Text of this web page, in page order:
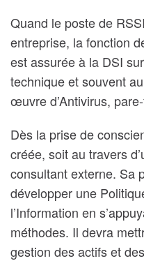
Quand le poste de
entreprise, la fonction
est assurée à la DSI
technique et souvent
œuvre d’Antivirus,
Dès la prise de
créée, soit au travers
consultant externe. Sa
développer une
l’Information en
méthodes. Il devra
gestion des actifs et